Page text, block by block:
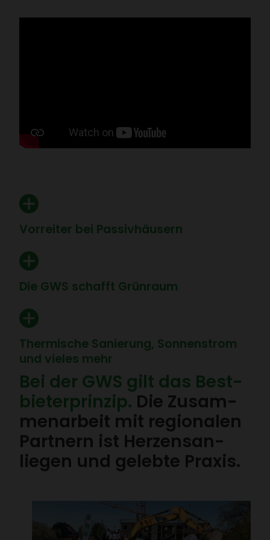
Vorreiter bei Passiv­häu­sern
Die GWS schafft Grün­raum
Ther­mi­sche Sanie­rung, Sonnen­strom
und vieles mehr
Bei der GWS gilt das Best­
bie­ter­prinzip. Die Zusam­
men­ar­beit mit regio­nalen
Part­nern ist Herzens­an­
liegen und gelebte Praxis.